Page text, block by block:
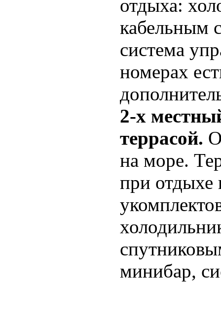
отдыха:
кабельным
система
номерах
2-х
террасой.
на море.
при
минибар,